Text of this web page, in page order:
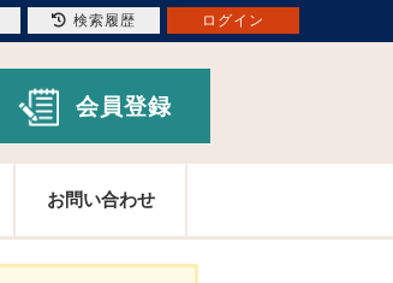
会員登録
お問い合わせ
検索履歴 ログイン